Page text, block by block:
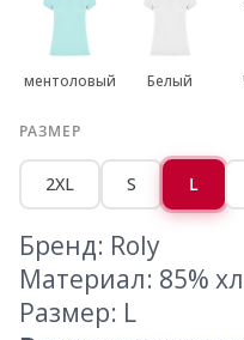
ментоловый Белый
РАЗМЕР
2XL S L
Бренд: Roly
Материал: 85%
Размер: L